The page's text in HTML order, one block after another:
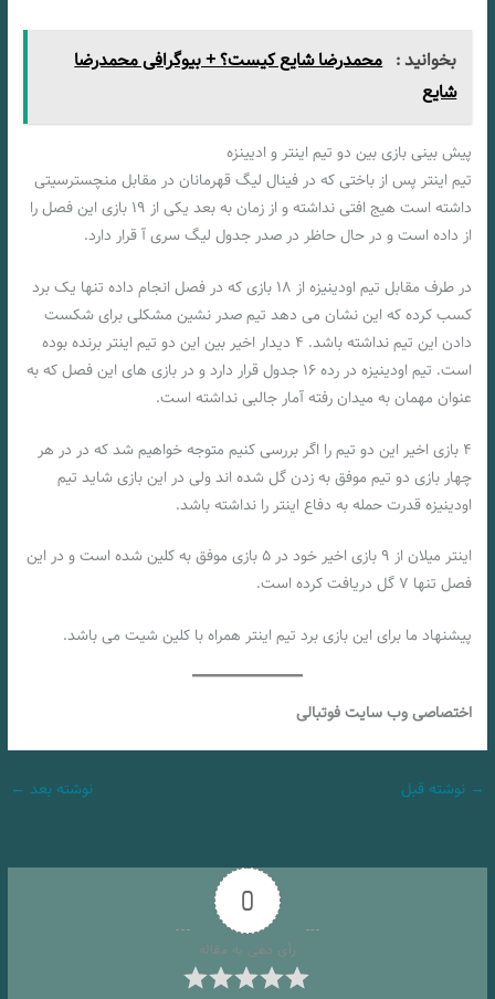
بخوانید : محمدرضا شایع کیست؟ + بیوگرافی محمدرضا
شایع
پیش بینی بازی بین دو تیم اینتر و ادیینزه
تیم اینتر پس از باختی که در فینال لیگ قهرمانان در مقابل منچسترسیتی
داشته است هیج افتی نداشته و از زمان به بعد یکی از ۱۹ بازی این فصل را
از داده است و در حال حاظر در صدر جدول لیگ سری آ قرار دارد.
در طرف مقابل تیم اودینیزه از ۱۸ بازی که در فصل انجام داده تنها یک برد
کسب کرده که این نشان می دهد تیم صدر نشین مشکلی برای شکست
دادن این تیم نداشته باشد. ۴ دیدار اخیر بین این دو تیم اینتر برنده بوده
است. تیم اودینیزه در رده ۱۶ جدول قرار دارد و در بازی های این فصل که به
عنوان مهمان به میدان رفته آمار جالبی نداشته است.
۴ بازی اخیر این دو تیم را اگر بررسی کنیم متوجه خواهیم شد که در در هر
چهار بازی دو تیم موفق به زدن گل شده اند ولی در این بازی شاید تیم
اودینیزه قدرت حمله به دفاع اینتر را نداشته باشد.
اینتر میلان از ۹ بازی اخیر خود در ۵ بازی موفق به کلین شده است و در این
فصل تنها ۷ گل دریافت کرده است.
پیشنهاد ما برای این بازی برد تیم اینتر همراه با کلین شیت می باشد.
اختصاصی وب سایت فوتبالی
→ نوشته قبل نوشته بعد ←
0
رأی دهی به مقاله